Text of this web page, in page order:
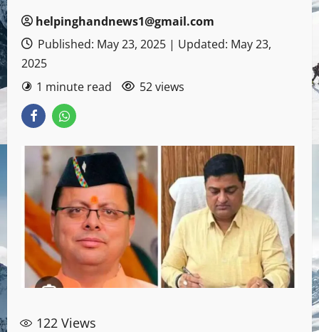
helpinghandnews1@gmail.com
Published: May 23, 2025 | Updated: May 23,
2025
1 minute read
52 views
122 Views